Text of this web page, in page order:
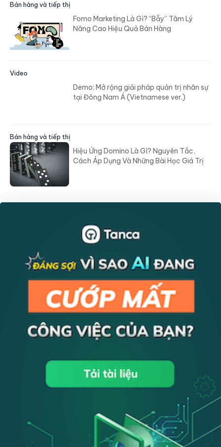
Bán hàng và tiếp thị
Fomo Marketing Là Gì? “Bẫy” Tâm Lý
Nâng Cao Hiệu Quả Bán Hàng
Video
Demo: Mở rộng giải pháp quản trị nhân sự
tại Đông Nam Á (Vietnamese ver.)
Bán hàng và tiếp thị
Hiệu Ứng Domino Là Gì? Nguyên Tắc,
Cách Áp Dụng Và Những Bài Học Giá Trị